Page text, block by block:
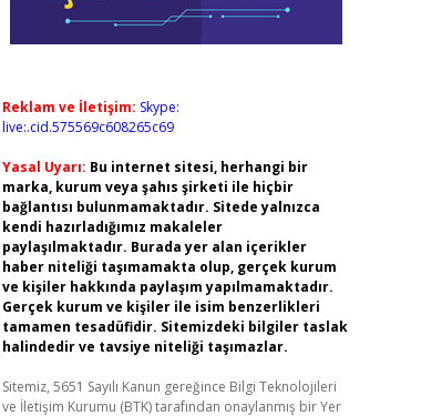
Reklam ve İletişim: Skype:
live:.cid.575569c608265c69
Yasal Uyarı: Bu internet sitesi, herhangi bir
marka, kurum veya şahıs şirketi ile hiçbir
bağlantısı bulunmamaktadır. Sitede yalnızca
kendi hazırladığımız makaleler
paylaşılmaktadır. Burada yer alan içerikler
haber niteliği taşımamakta olup, gerçek kurum
ve kişiler hakkında paylaşım yapılmamaktadır.
Gerçek kurum ve kişiler ile isim benzerlikleri
tamamen tesadüfidir. Sitemizdeki bilgiler taslak
halindedir ve tavsiye niteliği taşımazlar.
Sitemiz, 5651 Sayılı Kanun gereğince Bilgi Teknolojileri
ve İletişim Kurumu (BTK) tarafından onaylanmış bir Yer